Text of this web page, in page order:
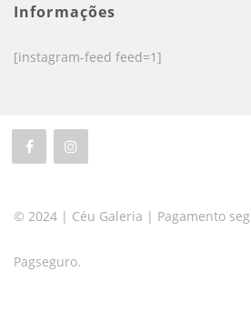
Informações
[instagram-feed feed=1]
© 2024 | Céu Galeria | Pagamento
Pagseguro.